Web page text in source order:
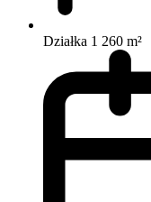
Działka 1 260 m²